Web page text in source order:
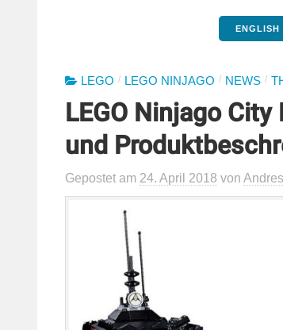
LEGO / LEGO NINJAGO / NEWS /
LEGO Ninjago
und
Gepostet am 24. April 2018 von